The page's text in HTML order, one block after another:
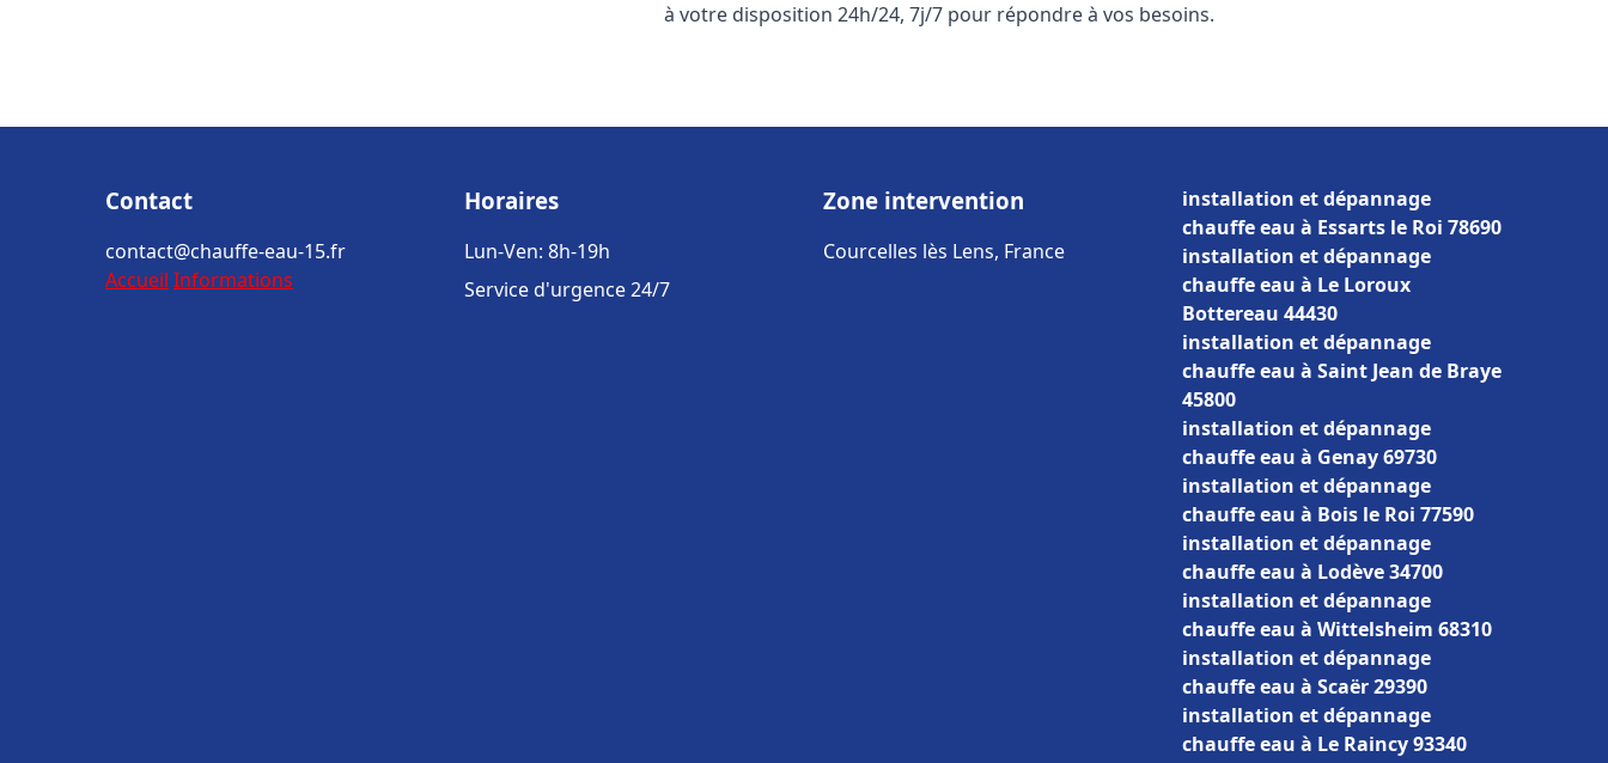
à votre disposition 24h/24, 7j/7 pour répondre à vos besoins.
Contact
contact@chauffe-eau-15.fr
Accueil Informations
Horaires
Lun-Ven: 8h-19h
Service d'urgence 24/7
Zone intervention
Courcelles lès Lens, France
installation et dépannage
chauffe eau à Essarts le Roi 78690
installation et dépannage
chauffe eau à Le Loroux
Bottereau 44430
installation et dépannage
chauffe eau à Saint Jean de Braye
45800
installation et dépannage
chauffe eau à Genay 69730
installation et dépannage
chauffe eau à Bois le Roi 77590
installation et dépannage
chauffe eau à Lodève 34700
installation et dépannage
chauffe eau à Wittelsheim 68310
installation et dépannage
chauffe eau à Scaër 29390
installation et dépannage
chauffe eau à Le Raincy 93340